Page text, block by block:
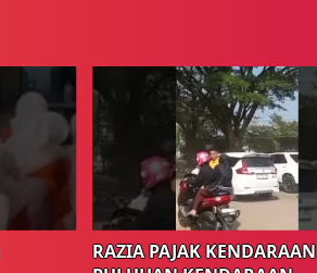
RAZIA PAJAK KENDARAAN